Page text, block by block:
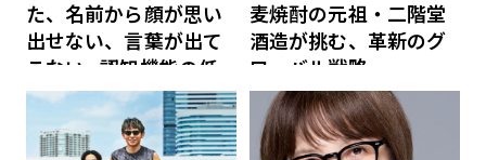
た、名前から顔が思い
出せない、言葉が出て
こない…認知機能の低
下を救う、脳のインナ
ーケアとは
麦焼酎の元祖・二階堂
酒造が挑む、革新のグ
ローバル戦略